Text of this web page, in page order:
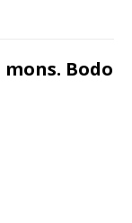
Bodo